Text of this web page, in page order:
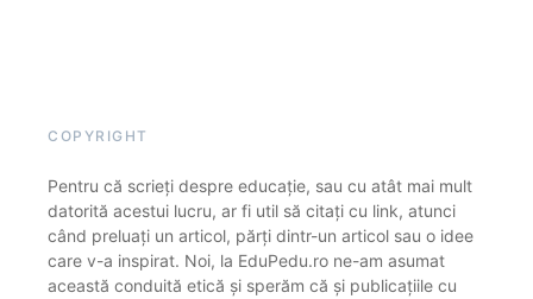
COPYRIGHT
Pentru că scrieți despre educație, sau cu atât mai mult
datorită acestui lucru, ar fi util să citați cu link, atunci
când preluați un articol, părți dintr-un articol sau o idee
care v-a inspirat. Noi, la EduPedu.ro ne-am asumat
această conduită etică și sperăm că și publicațiile cu